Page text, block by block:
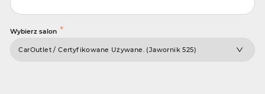
Wybierz salon *